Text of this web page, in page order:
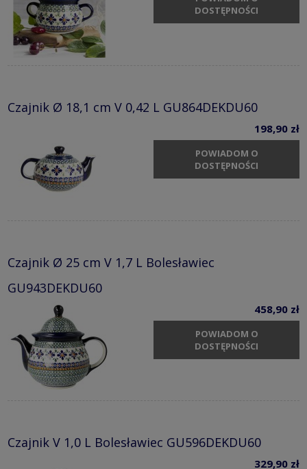
DOSTĘPNOŚCI
Czajnik Ø 18,1 cm V 0,42 L GU864DEKDU60
198,90 zł
POWIADOM O
DOSTĘPNOŚCI
Czajnik Ø 25 cm V 1,7 L Bolesławiec
GU943DEKDU60
458,90 zł
POWIADOM O
DOSTĘPNOŚCI
Czajnik V 1,0 L Bolesławiec GU596DEKDU60
329,90 zł